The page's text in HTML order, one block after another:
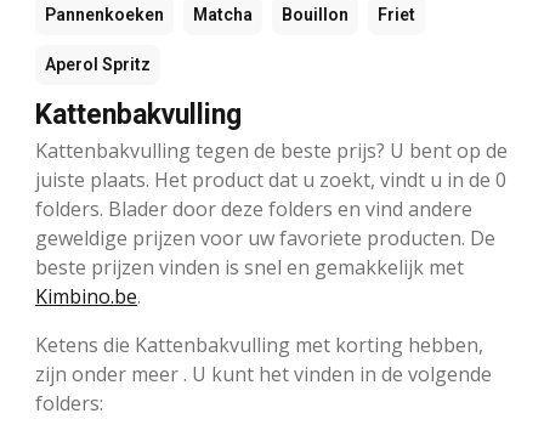
Pannenkoeken Matcha Bouillon Friet
Aperol Spritz
Kattenbakvulling
Kattenbakvulling tegen de beste prijs? U bent op de
juiste plaats. Het product dat u zoekt, vindt u in de 0
folders. Blader door deze folders en vind andere
geweldige prijzen voor uw favoriete producten. De
beste prijzen vinden is snel en gemakkelijk met
Kimbino.be.
Ketens die Kattenbakvulling met korting hebben,
zijn onder meer . U kunt het vinden in de volgende
folders: